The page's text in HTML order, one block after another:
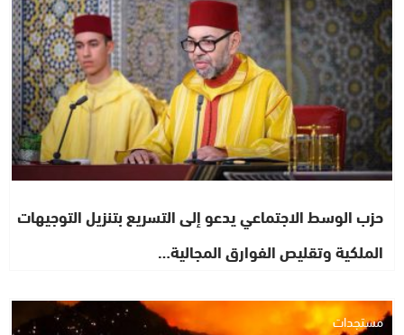
حزب الوسط الاجتماعي يدعو إلى التسريع بتنزيل التوجيهات
الملكية وتقليص الفوارق المجالية…
مستجدات